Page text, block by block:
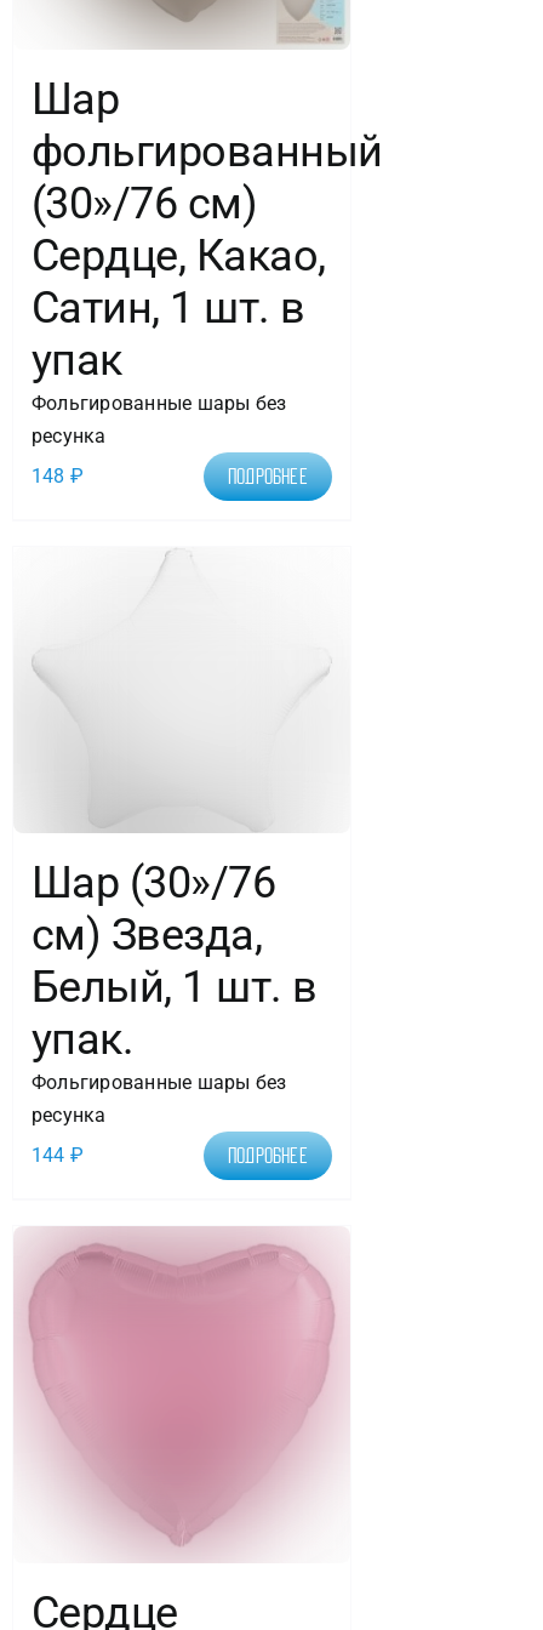
Шар
фольгированный
(30»/76 см)
Сердце, Какао,
Сатин, 1 шт. в
упак
Фольгированные шары без
ресунка
148 ₽ Подробнее
Шар (30»/76
см) Звезда,
Белый, 1 шт. в
упак.
Фольгированные шары без
ресунка
144 ₽ Подробнее
Сердце